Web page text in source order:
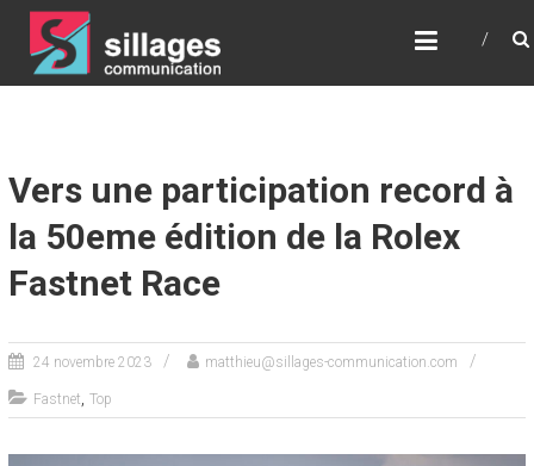
SILLAGES
COMMUNICATION
Communication – Relations Presse – Digital –
Vers une participation record à
la 50eme édition de la Rolex
Fastnet Race
24 novembre 2023 matthieu@sillages-communication.com
Fastnet, Top